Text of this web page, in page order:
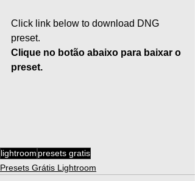
Click link below to download DNG
preset.
Clique no botão abaixo para baixar o
preset.
lightroom presets gratis
Presets Grátis Lightroom